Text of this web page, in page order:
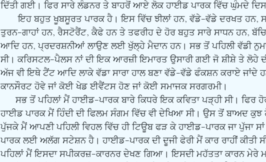
ਦਿੱਤੀ ਗਈ। ਫਿਰ ਸਾਰੇ ਲੰਡਨਰ ਤੇ ਬਾਹਰੋਂ ਆਏ ਲੋਕ ਹਾਈਡ ਪਾਰਕ ਵਿੱਚ ਘੁੰਮਦੇ
       ਇਹ ਬਹੁਤ ਖੂਬਸੂਰਤ ਪਾਰਕ ਹੈ। ਇਸ ਵਿੱਚ ਝੀਲਾਂ ਹਨ, ਵੱਡੇ-ਵੱਡੇ ਦਰਖਤ ਹਨ, ਸੜਕਾਂ ਹਨ, ਡੰਡੀਆਂ ਹਨ, ਹੋਰ
ਤੁਰਨ-ਗਾਹਾਂ ਹਨ, ਰੈਸਟੋਰੈਂਟ, ਕੈਫੇ ਹਨ ਤੇ ਤਫਰੀਹ ਦੇ ਹੋਰ ਬਹੁਤ ਸਾਰੇ ਸਾਧਨ ਹਨ,
ਆਦਿ ਹਨ, ਪ੍ਰਦਰਸ਼ਨੀਆਂ ਲਾਉਣ ਲਈ ਖੁੱਲ੍ਹੇ ਮੈਦਾਨ ਹਨ। ਸਭ ਤੋਂ ਪਹਿਲੀ ਵੱਡੀ
ਸੀ। ਕਰਿਸਟਲ-ਪੈਲਸ ਨਾਂ ਦੀ ਇਕ ਆਰਜ਼ੀ ਇਮਾਰਤ ਉਸਾਰੀ ਗਈ ਜੋ ਸ਼ੀਸ਼ੇ ਤੇ ਲੋਹੇ
ਅੱਜ ਵੀ ਇਥੇ ਟੈਂਟ ਆਦਿ ਲਾਕੇ ਵੱਡਾ ਸਾਰਾ ਹਾਲ ਬਣਾ ਵੱਡੇ-ਵੱਡੇ ਫੰਕਸ਼ਨ ਕਰਾਏ ਜਾਂਦੇ
ਕਾਨਸੌਰਟ ਹੋਵੇ ਜਾਂ ਕੋਈ ਖੇਡ ਈਵੈਂਟਸ ਹੋਣ ਜਾਂ ਕੋਈ ਸਮਾਜਕ ਸਰਗਰਮੀ।
ਹਾਈਡ ਪਾਰਕ ਮੈਂ ਹਿੰਦੀ ਦੀ ਫਿਲਮ ਸੰਗਮ ਵਿੱਚ ਵੀ ਦੇਖਿਆ ਸੀ। ਉਸ ਤੋਂ ਬਾਅਦ ਕੁਝ
ਪੁੱਜਕੇ ਮੈਂ ਆਪਣੀ ਪਹਿਲੀ ਵਿਹਲ ਵਿੱਚ ਹੀ ਟਿਊਬ ਫੜ ਕੇ ਹਾਈਡ-ਪਾਰਕ ਜਾ ਪੁੱਜਾ
ਪਾਰਕ ਲਈ ਅਲੱਗ ਸਟੇਸ਼ਨ ਹੈ। ਹਾਈਡ-ਪਾਰਕ ਦੀ ਦੂਜੀ ਫੇਰੀ ਮੈਂ ਕਾਰ ਰਾਹੀਂ ਕੀਤੀ
ਪਹਿਲਾਂ ਮੈਂ ਇਸਦਾ ਸਪੀਕਰਜ਼-ਕਾਰਨਰ ਦੇਖਣ ਗਿਆ। ਇਸਦੀ ਮਹੱਤਤਾ ਕਾਰਨ ਮੇਰੇ